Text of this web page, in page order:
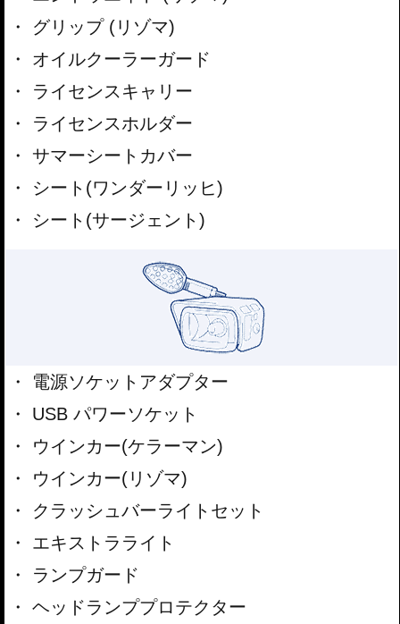
グリップ (リゾマ)
オイルクーラーガード
ライセンスキャリー
ライセンスホルダー
サマーシートカバー
シート(ワンダーリッヒ)
シート(サージェント)
電源ソケットアダプター
USB パワーソケット
ウインカー(ケラーマン)
ウインカー(リゾマ)
クラッシュバーライトセット
エキストラライト
ランプガード
ヘッドランププロテクター